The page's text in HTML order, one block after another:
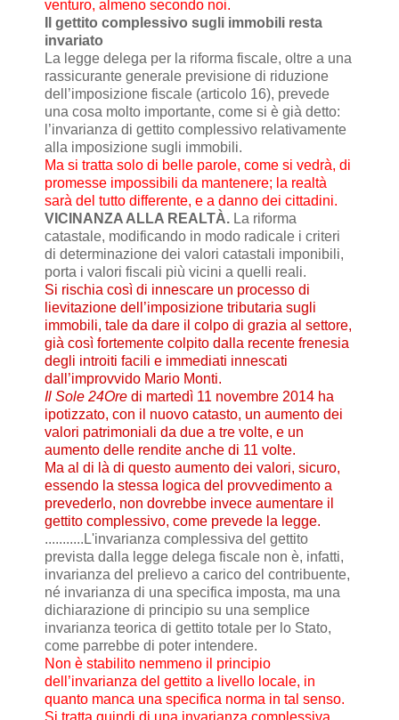
venturo, almeno secondo noi.
Il gettito complessivo sugli immobili resta
invariato
La legge delega per la riforma fiscale, oltre a una
rassicurante generale previsione di riduzione
dell’imposizione fiscale (articolo 16), prevede
una cosa molto importante, come si è già detto:
l’invarianza di gettito complessivo relativamente
alla imposizione sugli immobili.
Ma si tratta solo di belle parole, come si vedrà, di
promesse impossibili da mantenere; la realtà
sarà del tutto differente, e a danno dei cittadini.
VICINANZA ALLA REALTÀ. La riforma
catastale, modificando in modo radicale i criteri
di determinazione dei valori catastali imponibili,
porta i valori fiscali più vicini a quelli reali.
Si rischia così di innescare un processo di
lievitazione dell’imposizione tributaria sugli
immobili, tale da dare il colpo di grazia al settore,
già così fortemente colpito dalla recente frenesia
degli introiti facili e immediati innescati
dall’improvvido Mario Monti.
Il Sole 24Ore di martedì 11 novembre 2014 ha
ipotizzato, con il nuovo catasto, un aumento dei
valori patrimoniali da due a tre volte, e un
aumento delle rendite anche di 11 volte.
Ma al di là di questo aumento dei valori, sicuro,
essendo la stessa logica del provvedimento a
prevederlo, non dovrebbe invece aumentare il
gettito complessivo, come prevede la legge.
...........L'invarianza complessiva del gettito
prevista dalla legge delega fiscale non è, infatti,
invarianza del prelievo a carico del contribuente,
né invarianza di una specifica imposta, ma una
dichiarazione di principio su una semplice
invarianza teorica di gettito totale per lo Stato,
come parrebbe di poter intendere.
Non è stabilito nemmeno il principio
dell’invarianza del gettito a livello locale, in
quanto manca una specifica norma in tal senso.
Si tratta quindi di una invarianza complessiva,